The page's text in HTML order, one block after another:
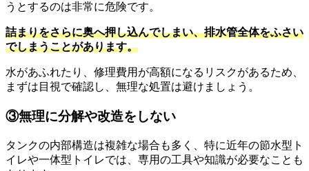
うとするのは非常に危険です。
詰まりをさらに奥へ押し込んでしまい、排水管全体をふさい
でしまうことがあります。
水があふれたり、修理費用が高額になるリスクがあるため、
まずは目視で確認し、無理な処置は避けましょう。
③無理に分解や改造をしない
タンクの内部構造は複雑な場合も多く、特に近年の節水型ト
イレや一体型トイレでは、専用の工具や知識が必要なことも